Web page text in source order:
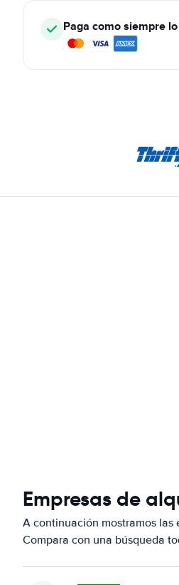
Paga como siempre
Empresas de
A continuación mostramos las
Compara con una búsqueda